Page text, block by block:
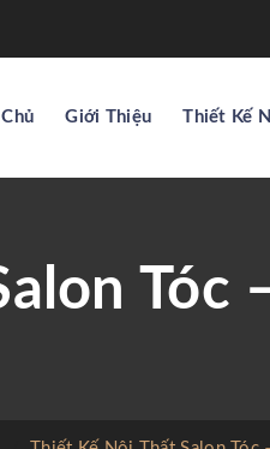
Giới Thiệu Thiết Kế
Tóc